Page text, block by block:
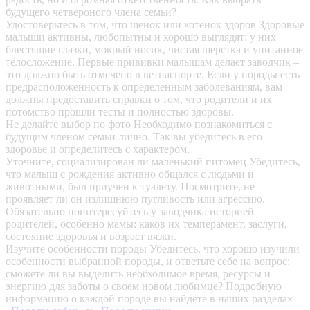
будущего четвероного члена семьи?
Удостоверьтесь в том, что щенок или котенок здоров Здоровые
малыши активны, любопытны и хорошо выглядят: у них
блестящие глазки, мокрый носик, чистая шерстка и упитанное
телосложение. Первые прививки малышам делает заводчик –
это должно быть отмечено в ветпаспорте. Если у породы есть
предрасположенность к определенным заболеваниям, вам
должны предоставить справки о том, что родители и их
потомство прошли тесты и полностью здоровы.
Не делайте выбор по фото Необходимо познакомиться с
будущим членом семьи лично. Так вы убедитесь в его
здоровье и определитесь с характером.
Уточните, социализирован ли маленький питомец Убедитесь,
что малыш с рождения активно общался с людьми и
животными, был приучен к туалету. Посмотрите, не
проявляет ли он излишнюю пугливость или агрессию.
Обязательно поинтересуйтесь у заводчика историей
родителей, особенно мамы: каков их темперамент, заслуги,
состояние здоровья и возраст вязки.
Изучите особенности породы Убедитесь, что хорошо изучили
особенности выбранной породы, и ответьте себе на вопрос:
сможете ли вы выделить необходимое время, ресурсы и
энергию для заботы о своем новом любимце? Подробную
информацию о каждой породе вы найдете в наших разделах